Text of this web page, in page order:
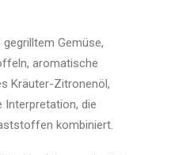
Gemüse,
aromatische
Kräuter-Zitronenöl,
Interpretation, die
kombiniert.